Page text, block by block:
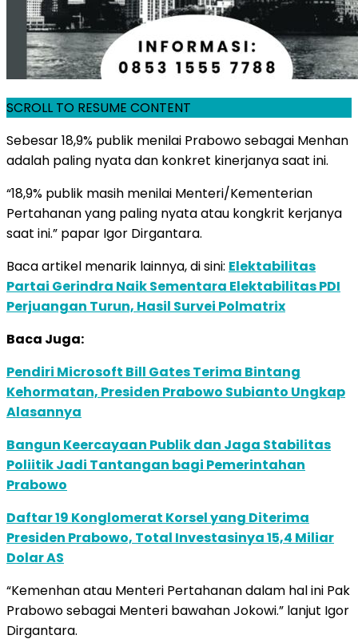
SCROLL TO RESUME CONTENT
Sebesar 18,9% publik menilai Prabowo sebagai Menhan
adalah paling nyata dan konkret kinerjanya saat ini.
“18,9% publik masih menilai Menteri/Kementerian
Pertahanan yang paling nyata atau kongkrit kerjanya
saat ini.” papar Igor Dirgantara.
Baca artikel menarik lainnya, di sini: Elektabilitas
Partai Gerindra Naik Sementara Elektabilitas PDI
Perjuangan Turun, Hasil Survei Polmatrix
Baca Juga:
Pendiri Microsoft Bill Gates Terima Bintang
Kehormatan, Presiden Prabowo Subianto Ungkap
Alasannya
Bangun Keercayaan Publik dan Jaga Stabilitas
Poliitik Jadi Tantangan bagi Pemerintahan
Prabowo
Daftar 19 Konglomerat Korsel yang Diterima
Presiden Prabowo, Total Investasinya 15,4 Miliar
Dolar AS
“Kemenhan atau Menteri Pertahanan dalam hal ini Pak
Prabowo sebagai Menteri bawahan Jokowi.” lanjut Igor
Dirgantara.